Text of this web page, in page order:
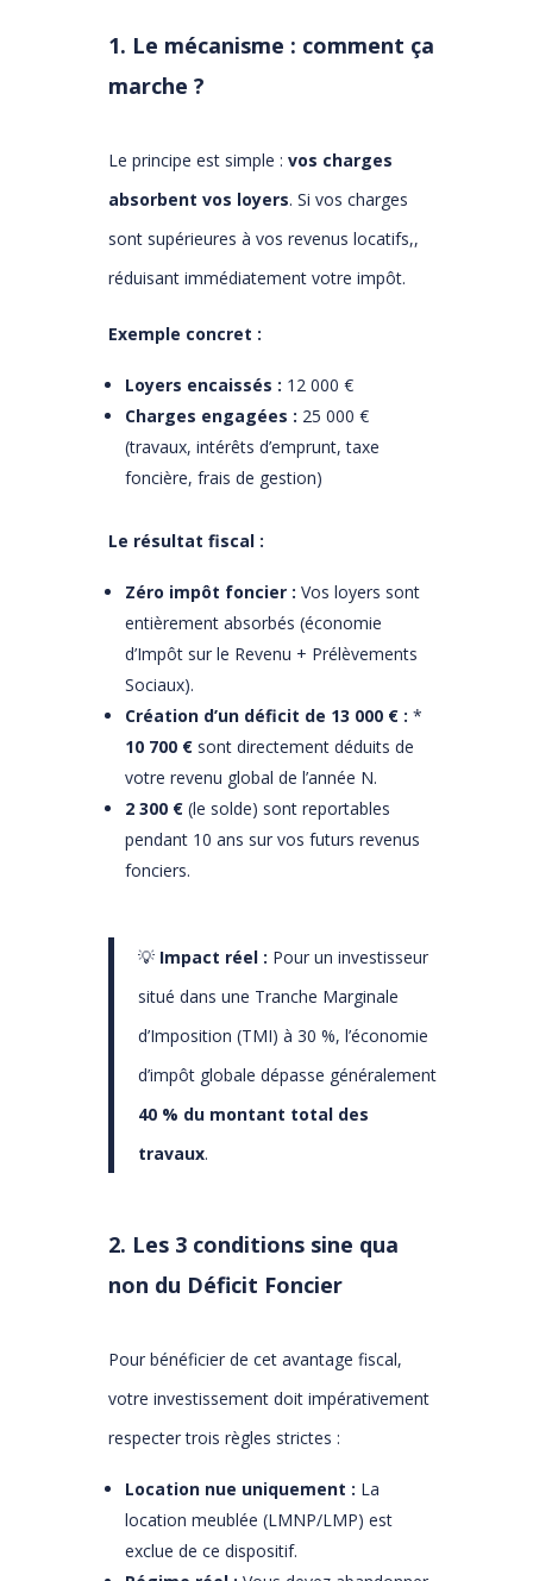
1. Le mécanisme : comment ça
marche ?
Le principe est simple : vos charges
absorbent vos loyers. Si vos charges
sont supérieures à vos revenus locatifs,,
réduisant immédiatement votre impôt.
Exemple concret :
Loyers encaissés : 12 000 €
Charges engagées : 25 000 €
(travaux, intérêts d’emprunt, taxe
foncière, frais de gestion)
Le résultat fiscal :
Zéro impôt foncier : Vos loyers sont
entièrement absorbés (économie
d’Impôt sur le Revenu + Prélèvements
Sociaux).
Création d’un déficit de 13 000 € : *
10 700 €sont directement déduits de
votre revenu global de l’année N.
2 300 €(le solde) sont reportables
pendant 10 ans sur vos futurs revenus
fonciers.
💡 Impact réel : Pour un investisseur
situé dans une Tranche Marginale
d’Imposition (TMI) à 30 %, l’économie
d’impôt globale dépasse généralement
40 % du montant total des
travaux.
2. Les 3 conditions sine qua
non du Déficit Foncier
Pour bénéficier de cet avantage fiscal,
votre investissement doit impérativement
respecter trois règles strictes :
Location nue uniquement : La
location meublée (LMNP/LMP) est
exclue de ce dispositif.